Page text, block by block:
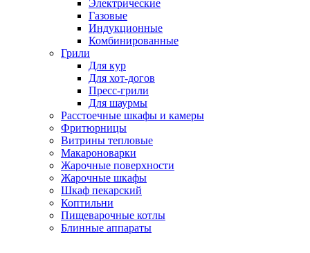
Электрические
Газовые
Индукционные
Комбинированные
Грили
Для кур
Для хот-догов
Пресс-грили
Для шаурмы
Расстоечные шкафы и камеры
Фритюрницы
Витрины тепловые
Макароноварки
Жарочные поверхности
Жарочные шкафы
Шкаф пекарский
Коптильни
Пищеварочные котлы
Блинные аппараты